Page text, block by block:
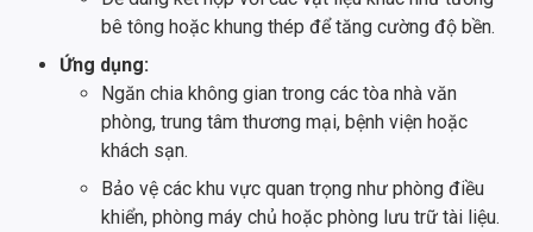
bê tông hoặc khung thép để tăng cường độ bền.
Ứng dụng:
Ngăn chia không gian trong các tòa nhà văn
phòng, trung tâm thương mại, bệnh viện hoặc
khách sạn.
Bảo vệ các khu vực quan trọng như phòng điều
khiển, phòng máy chủ hoặc phòng lưu trữ tài liệu.